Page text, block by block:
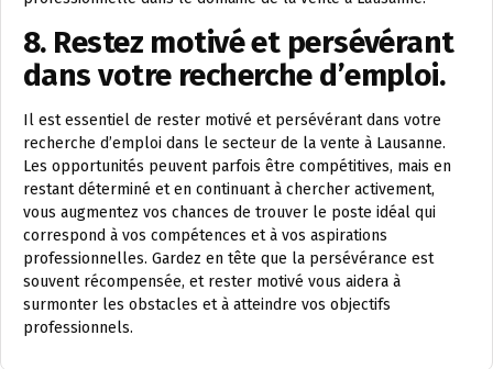
8. Restez motivé et persévérant
dans votre recherche d’emploi.
Il est essentiel de rester motivé et persévérant dans votre
recherche d’emploi dans le secteur de la vente à Lausanne.
Les opportunités peuvent parfois être compétitives, mais en
restant déterminé et en continuant à chercher activement,
vous augmentez vos chances de trouver le poste idéal qui
correspond à vos compétences et à vos aspirations
professionnelles. Gardez en tête que la persévérance est
souvent récompensée, et rester motivé vous aidera à
surmonter les obstacles et à atteindre vos objectifs
professionnels.